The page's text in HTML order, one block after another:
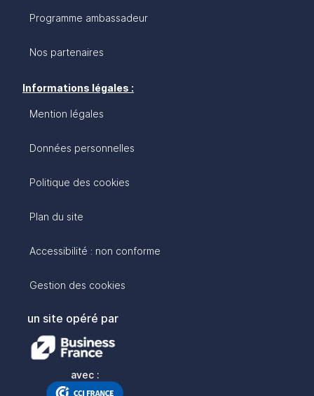
Programme ambassadeur
Nos partenaires
Informations légales :
Mention légales
Données personnelles
Politique des cookies
Plan du site
Accessibilité : non conforme
Gestion des cookies
un site opéré par
avec :